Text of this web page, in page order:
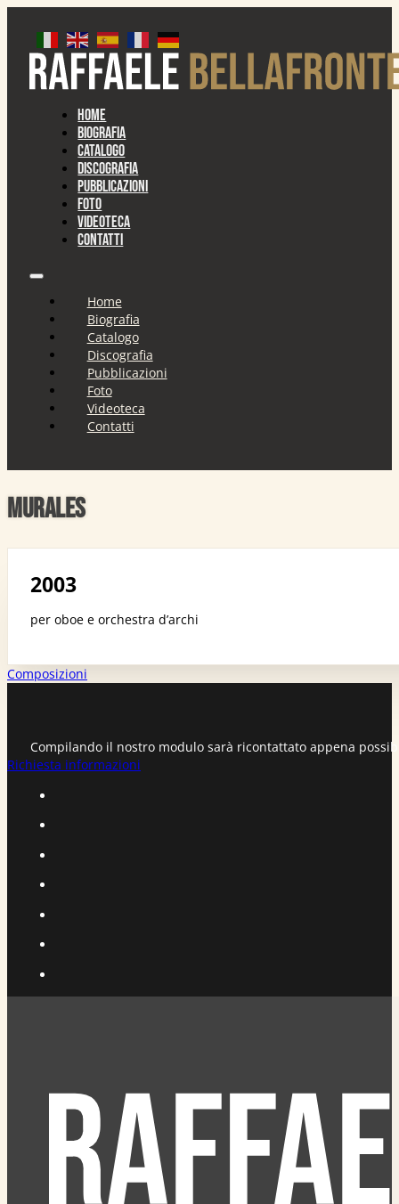
Home
Biografia
Catalogo
Discografia
Pubblicazioni
Foto
Videoteca
Contatti
Home
Biografia
Catalogo
Discografia
Pubblicazioni
Foto
Videoteca
Contatti
Murales
2003
per oboe e orchestra d’archi
Composizioni
Compilando il nostro modulo sarà ricontattato appena
Richiesta informazioni